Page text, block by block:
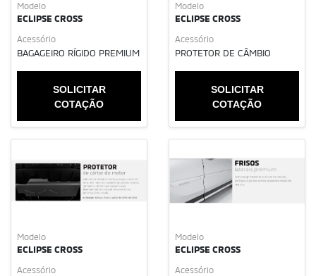
Modelo
ECLIPSE CROSS
Acessório
BAGAGEIRO RÍGIDO PREMIUM
SOLICITAR
COTAÇÃO
Modelo
ECLIPSE CROSS
Acessório
PROTETOR DE CÂMBIO
SOLICITAR
COTAÇÃO
Modelo
ECLIPSE CROSS
Acessório
Modelo
ECLIPSE CROSS
Acessório